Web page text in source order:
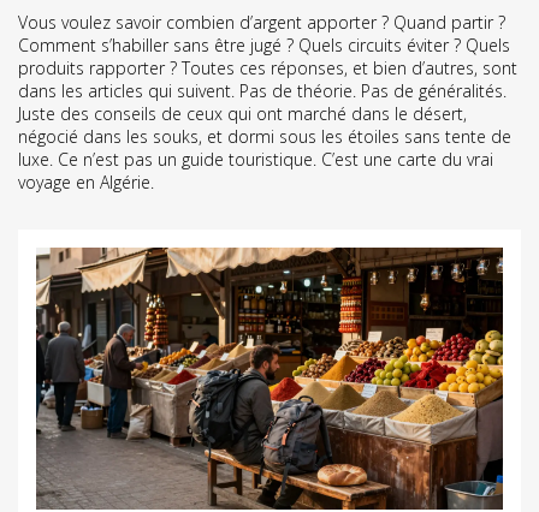
Vous voulez savoir combien d’argent apporter ? Quand partir ?
Comment s’habiller sans être jugé ? Quels circuits éviter ? Quels
produits rapporter ? Toutes ces réponses, et bien d’autres, sont
dans les articles qui suivent. Pas de théorie. Pas de généralités.
Juste des conseils de ceux qui ont marché dans le désert,
négocié dans les souks, et dormi sous les étoiles sans tente de
luxe. Ce n’est pas un guide touristique. C’est une carte du vrai
voyage en Algérie.